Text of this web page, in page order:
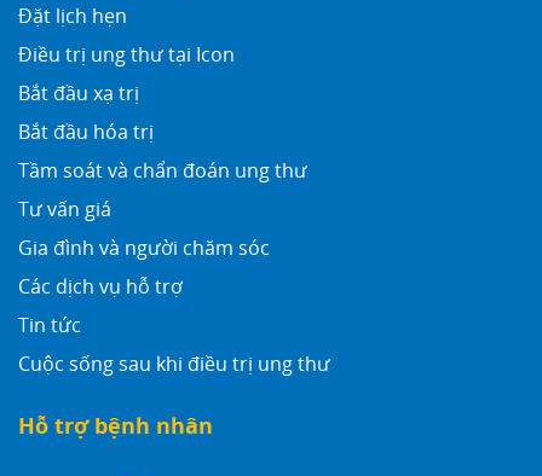
Đặt lịch hẹn
Điều trị ung thư tại Icon
Bắt đầu xạ trị
Bắt đầu hóa trị
Tầm soát và chẩn đoán ung thư
Tư vấn giá
Gia đình và người chăm sóc
Các dịch vụ hỗ trợ
Tin tức
Cuộc sống sau khi điều trị ung thư
Hỗ trợ bệnh nhân